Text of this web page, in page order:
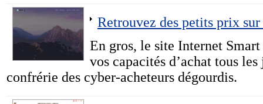
Retrouvez des petits prix
En gros, le site Internet
vos capacités d’achat tous
confrérie des cyber-acheteurs dégourdis.